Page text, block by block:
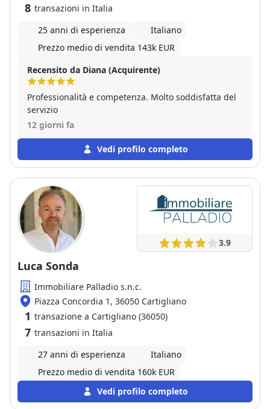
8 transazioni in Italia
25 anni di esperienza
Italiano
Prezzo medio di vendita 143k EUR
Recensito da Diana (Acquirente)
Professionalità e competenza. Molto soddisfatta del
servizio
12 giorni fa
Vedi profilo completo
3.9
Luca Sonda
Immobiliare Palladio s.n.c.
Piazza Concordia 1, 36050 Cartigliano
1 transazione a Cartigliano (36050)
7 transazioni in Italia
27 anni di esperienza
Italiano
Prezzo medio di vendita 160k EUR
Vedi profilo completo